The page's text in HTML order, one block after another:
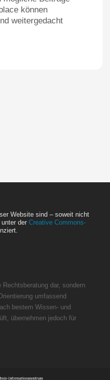
können
weitergedacht
Website sind – soweit nicht
der Creative Commons-
dar, sondern
umfassend
bestem Wissen- und
übernehmen jedoch für